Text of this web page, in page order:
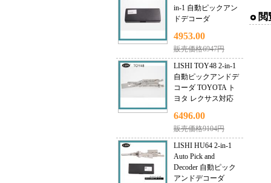
in-1 自動ピックアン
ドデコーダ
4953.00
販売価格6947円
LISHI TOY48 2-in-1
自動ピックアンドデ
コーダ TOYOTA ト
ヨタ レクサス対応
6496.00
販売価格9104円
LISHI HU64 2-in-1
Auto Pick and
Decoder 自動ピック
アンドデコーダ
閲